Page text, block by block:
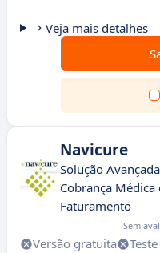
Veja mais detalhes
Navicure
Solução
Cobrança Médica
Faturamento
Sem
Versão gratuita